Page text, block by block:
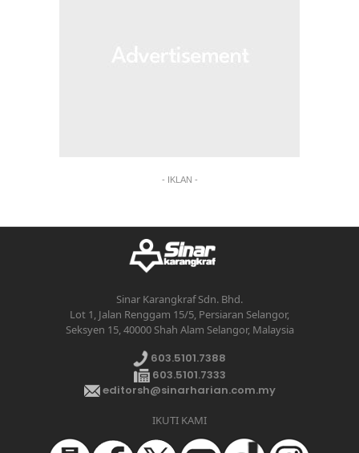
- IKLAN -
Sinar Karangkraf Sdn. Bhd.
Lot 1, Jalan Renggam 15/5, Persiaran Selangor,
Seksyen 15, 40000 Shah Alam Selangor, Malaysia
603.5101.7388
603.5101.7333
editorsh@sinarharian.com.my
IKUTI KAMI